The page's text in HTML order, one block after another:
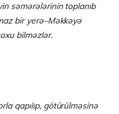
səmərələrinin top­lanıb
bir yerə–Məkkəyə
bilməzlər.
qapılıp, götürülməsinə